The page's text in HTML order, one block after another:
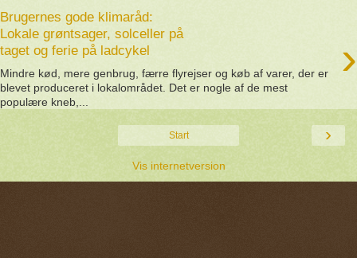
Brugernes gode klimaråd:
Lokale grøntsager, solceller på
taget og ferie på ladcykel
›
Mindre kød, mere genbrug, færre flyrejser og køb af varer, der er
blevet produceret i lokalområdet. Det er nogle af de mest
populære kneb,...
›
Start
Vis internetversion